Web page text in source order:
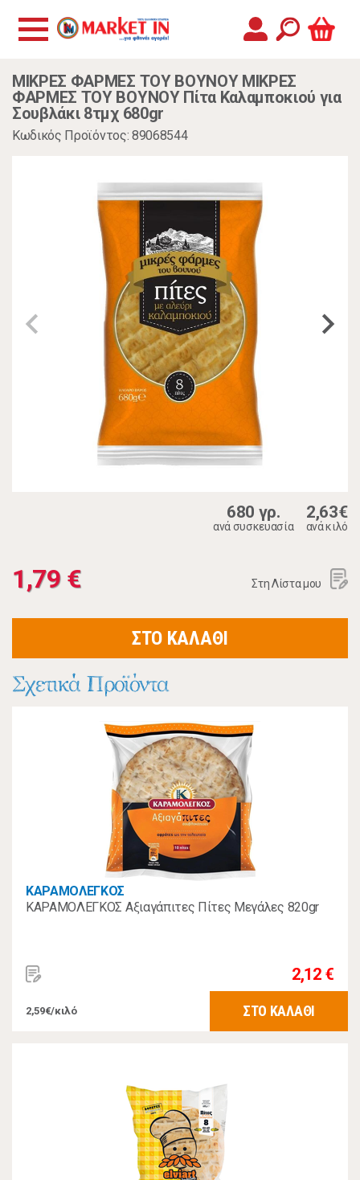
ΜΙΚΡΕΣ ΦΑΡΜΕΣ ΤΟΥ ΒΟΥΝΟΥ ΜΙΚΡΕΣ
ΦΑΡΜΕΣ ΤΟΥ ΒΟΥΝΟΥ Πίτα Καλαμποκιού για
Σουβλάκι 8τμχ 680gr
Κωδικός Προϊόντος: 89068544
680 γρ.
ανά συσκευασία
2,63€
ανά κιλό
1,79 € Στη Λίστα μου
ΣΤΟ ΚΑΛΑΘΙ
Σχετικά Προϊόντα
ΚΑΡΑΜΟΛΕΓΚΟΣ
ΚΑΡΑΜΟΛΕΓΚΟΣ Αξιαγάπιτες Πίτες Μεγάλες 820gr
2,12 €
2,59€/κιλό ΣΤΟ ΚΑΛΑΘΙ